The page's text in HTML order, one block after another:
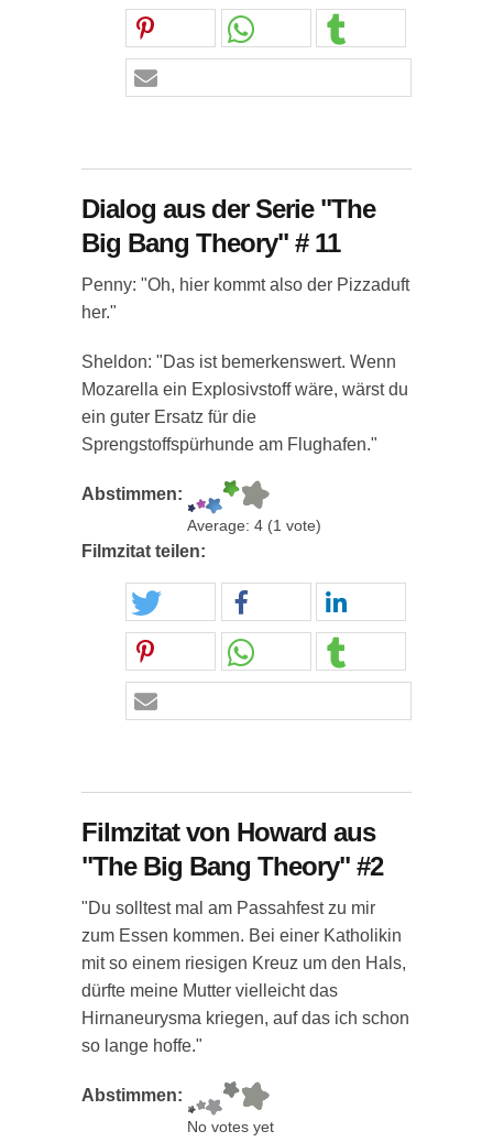
Dialog aus der Serie "The
Big Bang Theory" # 11
Penny: "Oh, hier kommt also der Pizzaduft
her."
Sheldon: "Das ist bemerkenswert. Wenn
Mozarella ein Explosivstoff wäre, wärst du
ein guter Ersatz für die
Sprengstoffspürhunde am Flughafen."
Abstimmen:
Average: 4 (1 vote)
Filmzitat teilen:
Filmzitat von Howard aus
"The Big Bang Theory" #2
"Du solltest mal am Passahfest zu mir
zum Essen kommen. Bei einer Katholikin
mit so einem riesigen Kreuz um den Hals,
dürfte meine Mutter vielleicht das
Hirnaneurysma kriegen, auf das ich schon
so lange hoffe."
Abstimmen:
No votes yet